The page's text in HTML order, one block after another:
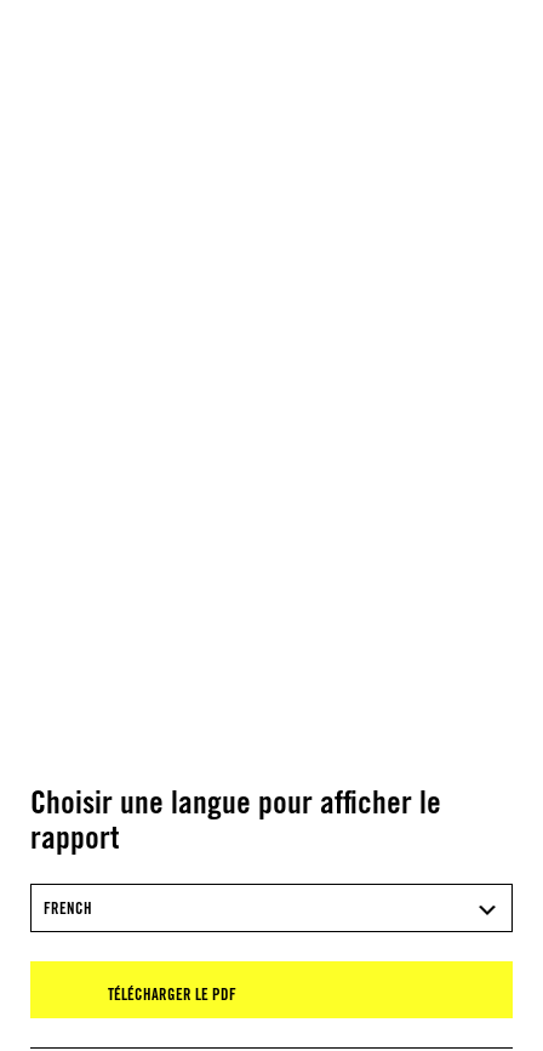
Choisir une langue pour afficher le
rapport
FRENCH
TÉLÉCHARGER LE PDF